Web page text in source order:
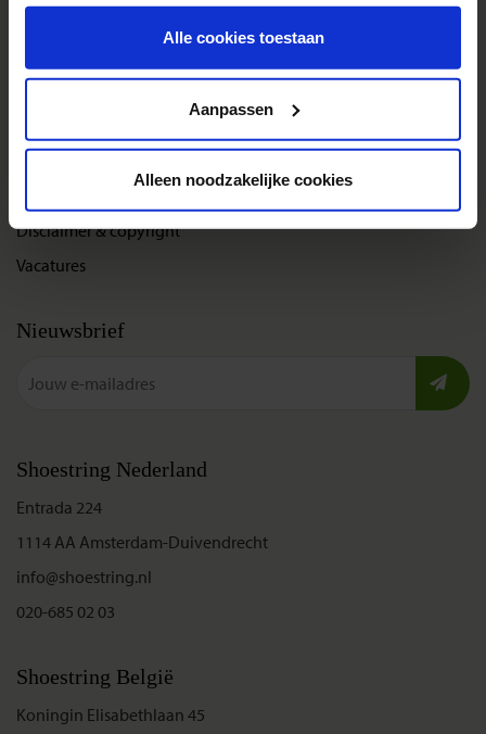
onder aan de pagina op elk gewenst moment voor de
toekomst wijzigen.Alle cookies toestaan
Aanpassen
Alleen noodzakelijke cookies
Nieuwe reizen
Over Shoestring
Disclaimer & copyright
Vacatures
Nieuwsbrief
Shoestring Nederland
Entrada 224
1114 AA Amsterdam-Duivendrecht
info@shoestring.nl
020-685 02 03
Shoestring België
Koningin Elisabethlaan 45